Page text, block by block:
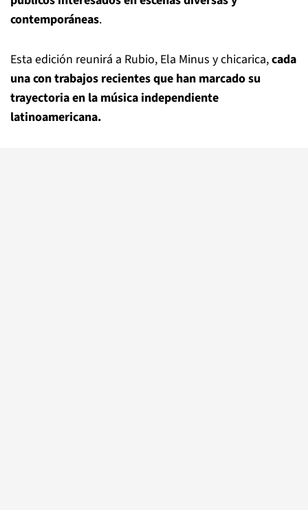
contemporáneas.
Esta edición reunirá a Rubio, Ela Minus y chicarica,cada
una con trabajos recientes que han marcado su
trayectoria en la música independiente
latinoamericana.